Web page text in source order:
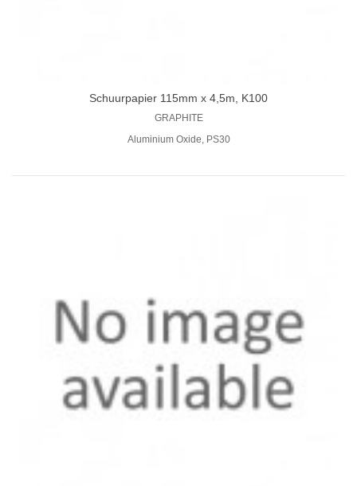
Schuurpapier 115mm x 4,5m, K100
GRAPHITE
Aluminium Oxide, PS30